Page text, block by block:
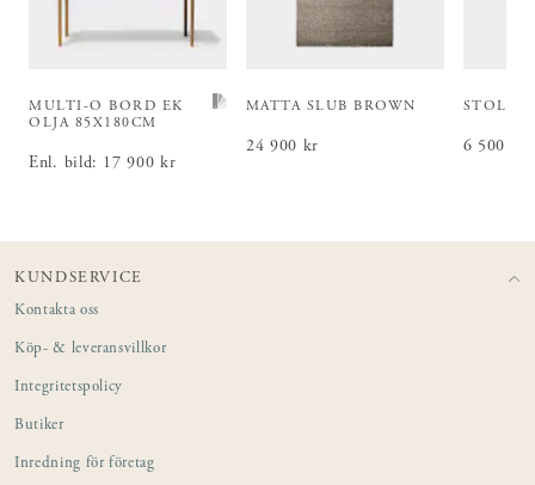
MULTI-O BORD EK
OLJA 85X180CM
Enl. bild: Pris:17 900 kr
17 900 kr
MATTA SLUB BROWN
Pris:24 900 kr
24 900 kr
STOL EK
Pris:6
6 500 kr
KUNDSERVICE
Kontakta oss
Köp- & leveransvillkor
Integritetspolicy
Butiker
Inredning för företag